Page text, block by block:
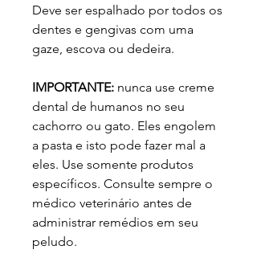
Deve ser espalhado por todos os
dentes e gengivas com uma
gaze, escova ou dedeira.
IMPORTANTE: nunca use creme
dental de humanos no seu
cachorro ou gato. Eles engolem
a pasta e isto pode fazer mal a
eles. Use somente produtos
específicos. Consulte sempre o
médico veterinário antes de
administrar remédios em seu
peludo.